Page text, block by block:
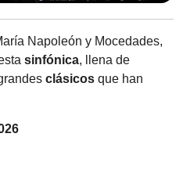
Napoleón y Mocedades,
sinfónica, llena de
clásicos que han